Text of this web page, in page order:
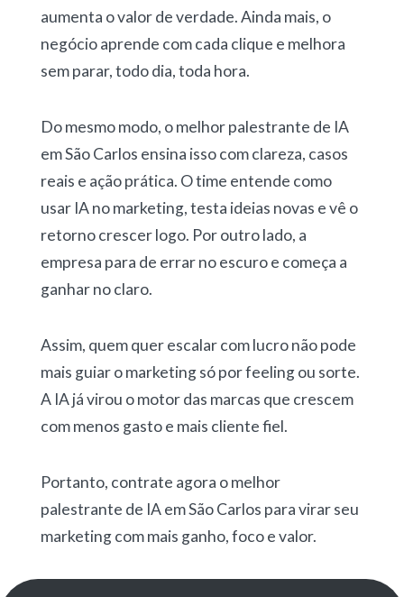
aumenta o valor de verdade. Ainda mais, o
negócio aprende com cada clique e melhora
sem parar, todo dia, toda hora.
Do mesmo modo, o melhor palestrante de IA
em São Carlos ensina isso com clareza, casos
reais e ação prática. O time entende como
usar IA no marketing, testa ideias novas e vê o
retorno crescer logo. Por outro lado, a
empresa para de errar no escuro e começa a
ganhar no claro.
Assim, quem quer escalar com lucro não pode
mais guiar o marketing só por feeling ou sorte.
A IA já virou o motor das marcas que crescem
com menos gasto e mais cliente fiel.
Portanto, contrate agora o melhor
palestrante de IA em São Carlos para virar seu
marketing com mais ganho, foco e valor.